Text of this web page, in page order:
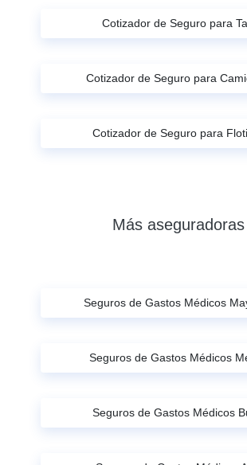
Cotizador de Seguro para
Cotizador de Seguro para
Cotizador de Seguro para
Más aseguradoras
Seguros de Gastos Médicos
Seguros de Gastos Médicos
Seguros de Gastos Médicos